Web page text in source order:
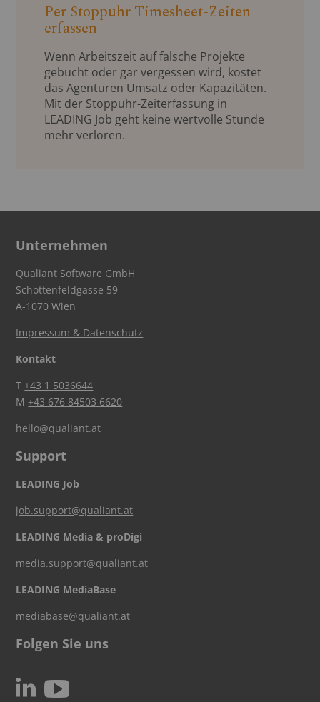
Per Stoppuhr Timesheet-Zeiten
erfassen
Wenn Arbeitszeit auf falsche Projekte
gebucht oder gar vergessen wird, kostet
das Agenturen Umsatz oder Kapazitäten.
Mit der Stoppuhr-Zeiterfassung in
LEADING Job geht keine wertvolle Stunde
mehr verloren.
Unternehmen
Qualiant Software GmbH
Schottenfeldgasse 59
A-1070 Wien
Impressum & Datenschutz
Kontakt
T+43 1 5036644
M+43 676 84503 6620
hello@qualiant.at
Support
LEADING Job
job.support@qualiant.at
LEADING Media & proDigi
media.support@qualiant.at
LEADING MediaBase
mediabase@qualiant.at
Folgen Sie uns
N c